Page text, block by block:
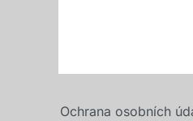
Ochrana osobních